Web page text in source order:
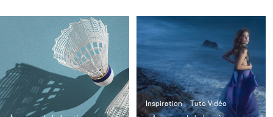
Inspiration
Tuto Vidéo